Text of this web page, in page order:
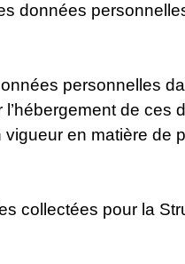
données
personnelles
de ces
en matière de
collectées pour la